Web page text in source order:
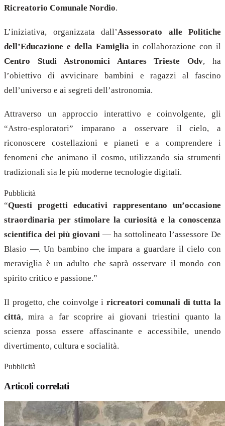
Ricreatorio Comunale Nordio.
L’iniziativa, organizzata dall’Assessorato alle Politiche
dell’Educazione e della Famiglia in collaborazione con il
Centro Studi Astronomici Antares Trieste Odv, ha
l’obiettivo di avvicinare bambini e ragazzi al fascino
dell’universo e ai segreti dell’astronomia.
Attraverso un approccio interattivo e coinvolgente, gli
“Astro-esploratori” imparano a osservare il cielo, a
riconoscere costellazioni e pianeti e a comprendere i
fenomeni che animano il cosmo, utilizzando sia strumenti
tradizionali sia le più moderne tecnologie digitali.
Pubblicità
“Questi progetti educativi rappresentano un’occasione
straordinaria per stimolare la curiosità e la conoscenza
scientifica dei più giovani — ha sottolineato l’assessore De
Blasio —. Un bambino che impara a guardare il cielo con
meraviglia è un adulto che saprà osservare il mondo con
spirito critico e passione.”
Il progetto, che coinvolge i ricreatori comunali di tutta la
città, mira a far scoprire ai giovani triestini quanto la
scienza possa essere affascinante e accessibile, unendo
divertimento, cultura e socialità.
Pubblicità
Articoli correlati